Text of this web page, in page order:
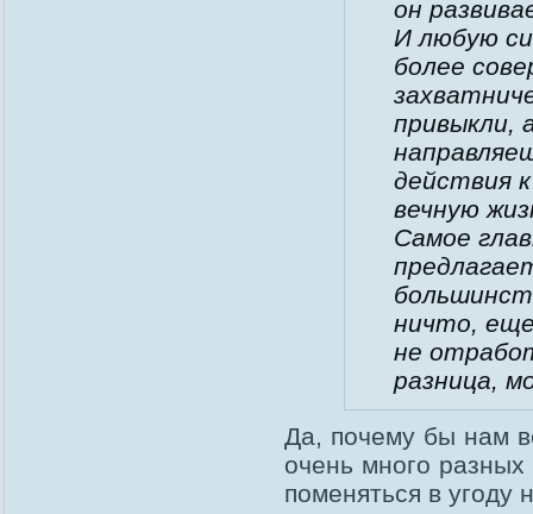
он
И любую
более
привыкли,
действия
вечную
Самое
ничто,
не
разница,
Да, почему бы нам
очень много
поменяться в угоду